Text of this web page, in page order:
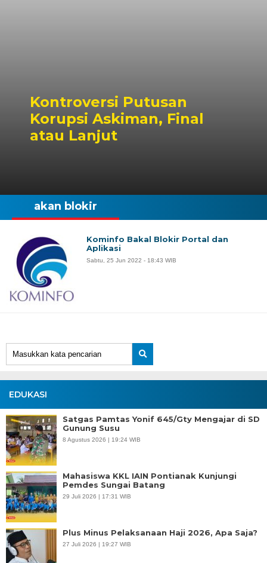
Kontroversi Putusan
Korupsi Askiman, Final
atau Lanjut
EDUKASI
Satgas Pamtas Yonif 645/Gty Mengajar di SD
Gunung Susu
8 Agustus 2026 | 19:24 WIB
Mahasiswa KKL IAIN Pontianak Kunjungi
Pemdes Sungai Batang
29 Juli 2026 | 17:31 WIB
Plus Minus Pelaksanaan Haji 2026, Apa Saja?
27 Juli 2026 | 19:27 WIB
akan blokir
Kominfo Bakal Blokir Portal dan
Aplikasi
Sabtu, 25 Jun 2022 - 18:43 WIB